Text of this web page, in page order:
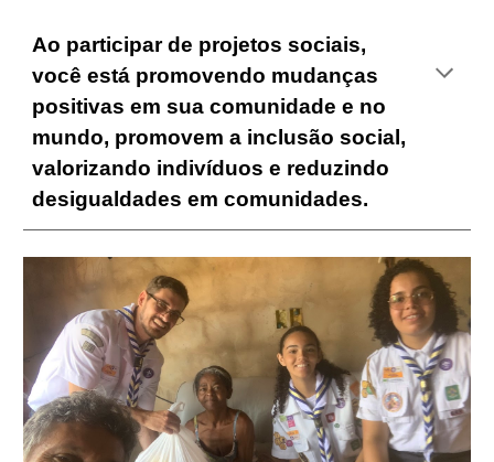
Ao participar de projetos sociais,
você está promovendo mudanças
positivas em sua comunidade e no
mundo, promovem a inclusão social,
valorizando indivíduos e reduzindo
desigualdades em comunidades.